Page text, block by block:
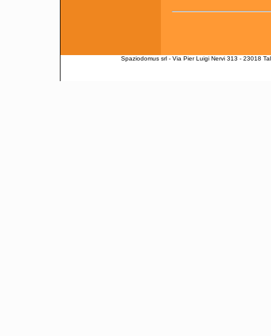
Spaziodomus srl - Via Pier Luigi Nervi 313 - 23018